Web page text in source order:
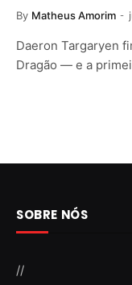
By Matheus Amorim
Daeron Targaryen
Dragão — e a
SOBRE NÓS
//